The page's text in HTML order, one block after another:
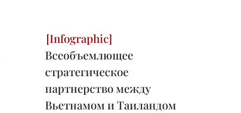
Всеобъемлющее
стратегическое
партнерство между
Вьетнамом и Таиландом